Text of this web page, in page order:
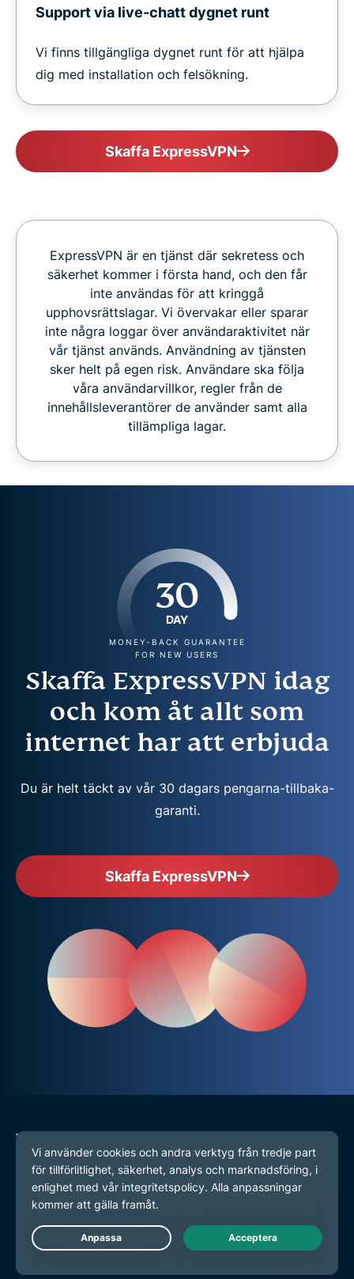
Support via live-chatt dygnet runt
Vi finns tillgängliga dygnet runt för att hjälpa
dig med installation och felsökning.
Skaffa ExpressVPN
ExpressVPN är en tjänst där sekretess och
säkerhet kommer i första hand, och den får
inte användas för att kringgå
upphovsrättslagar. Vi övervakar eller sparar
inte några loggar över användaraktivitet när
vår tjänst används. Användning av tjänsten
sker helt på egen risk. Användare ska följa
våra användarvillkor, regler från de
innehållsleverantörer de använder samt alla
tillämpliga lagar.
30
DAY
MONEY-BACK GUARANTEE
FOR NEW USERS
Skaffa ExpressVPN idag
och kom åt allt som
internet har att erbjuda
Du är helt täckt av vår 30 dagars pengarna-tillbaka-
garanti.
Skaffa ExpressVPN
VPN för alla enheter
Ladda ner ExpressVPN
MacOS
iOS (iPhone & iPad)
Live Chat